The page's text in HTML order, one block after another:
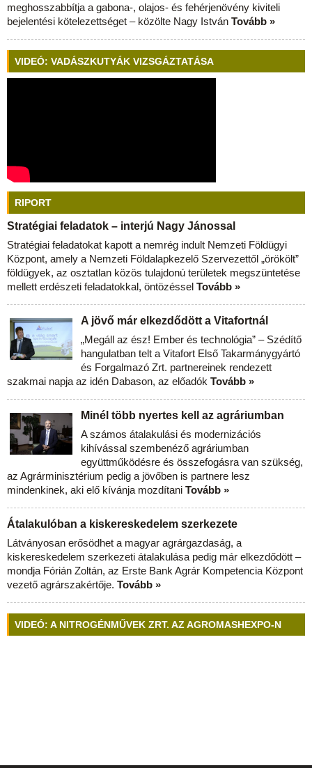
meghosszabbítja a gabona-, olajos- és fehérjenövény kiviteli
bejelentési kötelezettséget – közölte Nagy István Tovább »
VIDEÓ: VADÁSZKUTYÁK VIZSGÁZTATÁSA
RIPORT
Stratégiai feladatok – interjú Nagy Jánossal
Stratégiai feladatokat kapott a nemrég indult Nemzeti Földügyi
Központ, amely a Nemzeti Földalapkezelő Szervezettől „örökölt”
földügyek, az osztatlan közös tulajdonú területek megszüntetése
mellett erdészeti feladatokkal, öntözéssel Tovább »
A jövő már elkezdődött a Vitafortnál
„Megáll az ész! Ember és technológia” – Szédítő
hangulatban telt a Vitafort Első Takarmánygyártó
és Forgalmazó Zrt. partnereinek rendezett
szakmai napja az idén Dabason, az előadók Tovább »
Minél több nyertes kell az agráriumban
A számos átalakulási és modernizációs
kihívással szembenéző agráriumban
együttműködésre és összefogásra van szükség,
az Agrárminisztérium pedig a jövőben is partnere lesz
mindenkinek, aki elő kívánja mozdítani Tovább »
Átalakulóban a kiskereskedelem szerkezete
Látványosan erősödhet a magyar agrárgazdaság, a
kiskereskedelem szerkezeti átalakulása pedig már elkezdődött –
mondja Fórián Zoltán, az Erste Bank Agrár Kompetencia Központ
vezető agrárszakértője. Tovább »
VIDEÓ: A NITROGÉNMŰVEK ZRT. AZ AGROMASHEXPO-N